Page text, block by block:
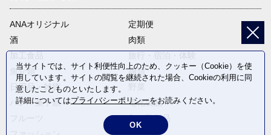
ANAオリジナル
定期便
酒
肉類
魚介類
麺類
日用品・雑貨
パン・菓子類
電化製品
卵・乳製品
当サイトでは、サイト利便性向上のため、クッキー（Cookie）を使
用しています。サイトの閲覧を継続された場合、Cookieの利用に同
意したことものといたします。
詳細についてはプライバシーポリシーをお読みください。
OK